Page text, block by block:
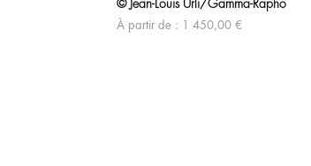
© Jean-Louis Urli/Gamma-Rapho
À partir de : 1 450,00 €